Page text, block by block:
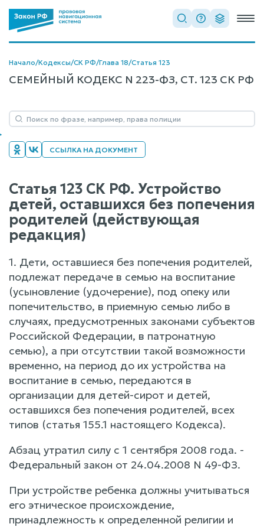
Начало/Кодексы/СК РФ/Глава 18/Статья 123
СЕМЕЙНЫЙ КОДЕКС N 223-ФЗ, СТ. 123 СК РФ
ССЫЛКА НА ДОКУМЕНТ
Статья 123 СК РФ. Устройство
детей, оставшихся без попечения
родителей (действующая
редакция)
1. Дети, оставшиеся без попечения родителей,
подлежат передаче в семью на воспитание
(усыновление (удочерение), под опеку или
попечительство, в приемную семью либо в
случаях, предусмотренных законами субъектов
Российской Федерации, в патронатную
семью), а при отсутствии такой возможности
временно, на период до их устройства на
воспитание в семью, передаются в
организации для детей-сирот и детей,
оставшихся без попечения родителей, всех
типов (статья 155.1 настоящего Кодекса).
Абзац утратил силу с 1 сентября 2008 года. -
Федеральный закон от 24.04.2008 N 49-ФЗ.
При устройстве ребенка должны учитываться
его этническое происхождение,
принадлежность к определенной религии и